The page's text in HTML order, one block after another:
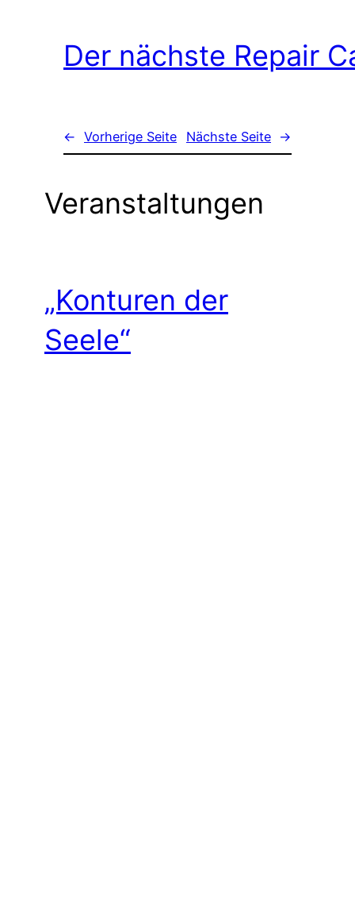
Der nächste Repair
← Vorherige Seite Nächste Seite →
Veranstaltungen
„Konturen der
Seele“